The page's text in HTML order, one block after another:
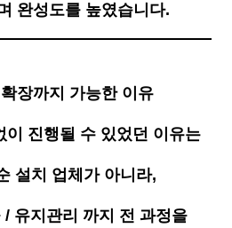
완성도를 높였습니다.
장까지 가능한 이유
이 진행될 수 있었던 이유는
설치 업체가 아니라,
유지관리 까지 전 과정을